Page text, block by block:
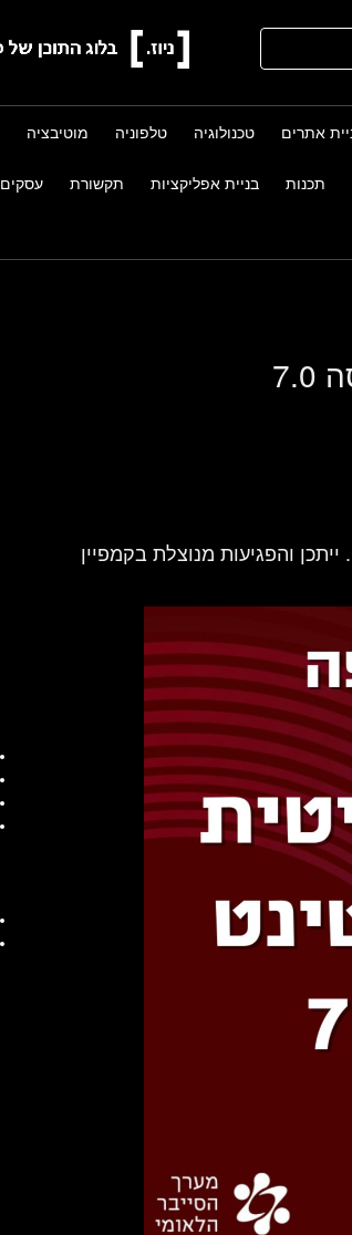
אתרים טכנולוגיה טלפוניה מוטיבציה
תכנות בניית אפליקציות תקשורת עסקים
והפגיעות מנוצלת בקמפיין